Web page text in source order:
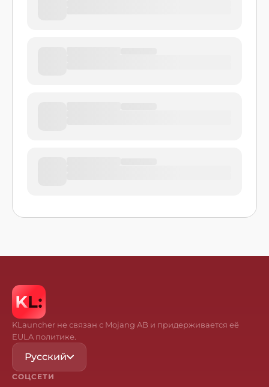
KLauncher не связан с Mojang AB и придерживается её
EULA политике.
Русский
СОЦСЕТИ